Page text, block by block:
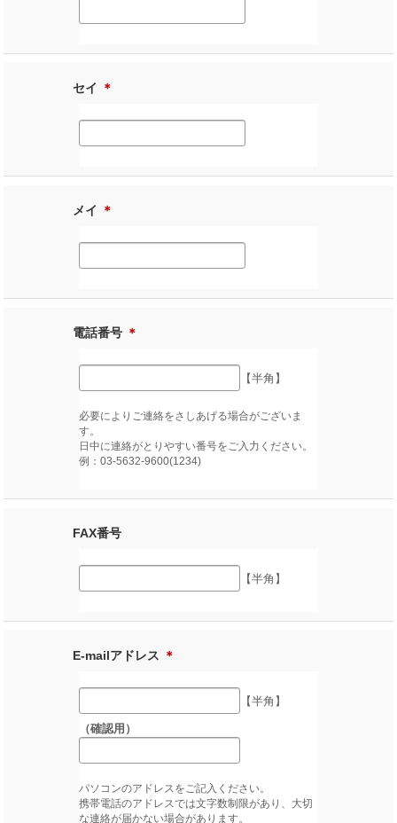
セイ ＊
メイ ＊
電話番号 ＊
【半角】
必要によりご連絡をさしあげる場合がございま
す。
日中に連絡がとりやすい番号をご入力ください。
例：03-5632-9600(1234)
FAX番号
【半角】
E-mailアドレス ＊
【半角】
（確認用）
パソコンのアドレスをご記入ください。
携帯電話のアドレスでは文字数制限があり、大切
な連絡が届かない場合があります。